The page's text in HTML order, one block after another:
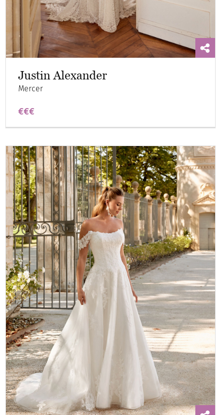
Justin Alexander
Mercer
€€€